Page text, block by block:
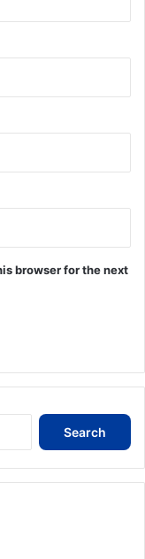
browser for the next
Search